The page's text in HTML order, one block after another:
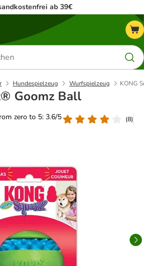
ab 39€
Hundespielzeug Wurfspielzeug KONG
Goomz Ball
zero to 5: 3.6/5
(8)